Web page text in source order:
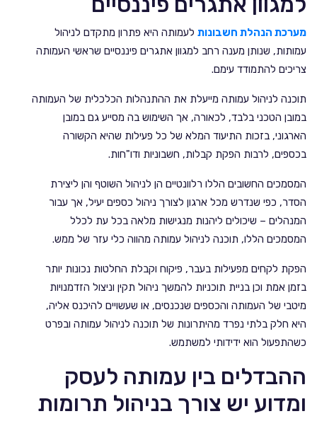
מערכת הנהלת חשבונות לעמותה היא פתרון מתקדם לניהול
עמותות, שנותן מענה רחב למגוון אתגרים פיננסיים שראשי העמותה
צריכים להתמודד עימם.
תוכנה לניהול עמותה מייעלת את ההתנהלות הכלכלית של העמותה
במובן הטכני בלבד, לכאורה, אך השימוש בה מסייע גם במובן
הארגוני, בזכות התיעוד המלא של כל פעילות שהיא הקשורה
בכספים, לרבות הפקת קבלות, חשבוניות ודו"חות.
המסמכים החשובים הללו רלוונטיים הן לניהול השוטף והן ליצירת
הסדר, כפי שנדרש מכל ארגון לצורך ניהול כספים יעיל, אך עבור
המנהלים – שיכולים ליהנות מנגישות מלאה בכל עת לכלל
המסמכים הללו, תוכנה לניהול עמותה מהווה כלי עזר של ממש.
הפקת לקחים מפעילות בעבר, פיקוח וקבלת החלטות נכונות יותר
בזמן אמת וכן בניית תוכניות להמשך ניהול תקין וניצול הזדמנויות
מיטבי של העמותה והכספים שנכנסים, או שעשויים להיכנס אליה,
היא חלק בלתי נפרד מהיתרונות של תוכנה לניהול עמותה ובפרט
כשהתפעול הוא ידידותי למשתמש.
ההבדלים בין עמותה לעסק
ומדוע יש צורך בניהול תרומות